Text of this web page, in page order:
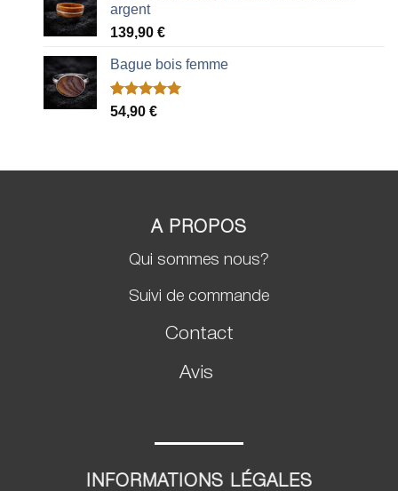
argent
139,90 €
Bague bois femme
Noté5.00
2
54,90 €
A PROPOS
Qui sommes nous?
Suivi de commande
Contact
Avis
INFORMATIONS LÉGALES